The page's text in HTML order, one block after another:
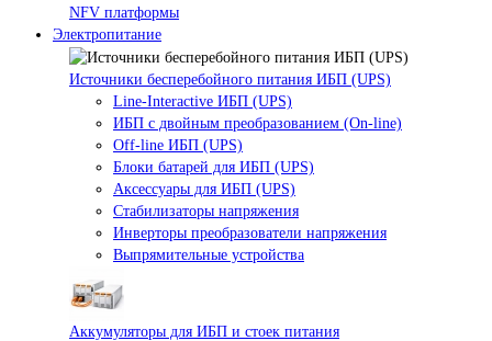
NFV платформы
Электропитание
Источники бесперебойного питания ИБП (UPS)
Line-Interactive ИБП (UPS)
ИБП с двойным преобразованием (On-line)
Off-line ИБП (UPS)
Блоки батарей для ИБП (UPS)
Аксессуары для ИБП (UPS)
Стабилизаторы напряжения
Инверторы преобразователи напряжения
Выпрямительные устройства
Аккумуляторы для ИБП и стоек питания